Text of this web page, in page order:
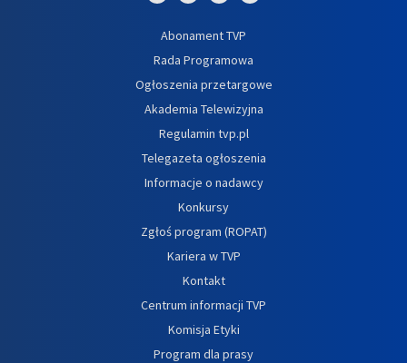
Abonament TVP
Rada Programowa
Ogłoszenia przetargowe
Akademia Telewizyjna
Regulamin tvp.pl
Telegazeta ogłoszenia
Informacje o nadawcy
Konkursy
Zgłoś program (ROPAT)
Kariera w TVP
Kontakt
Centrum informacji TVP
Komisja Etyki
Program dla prasy